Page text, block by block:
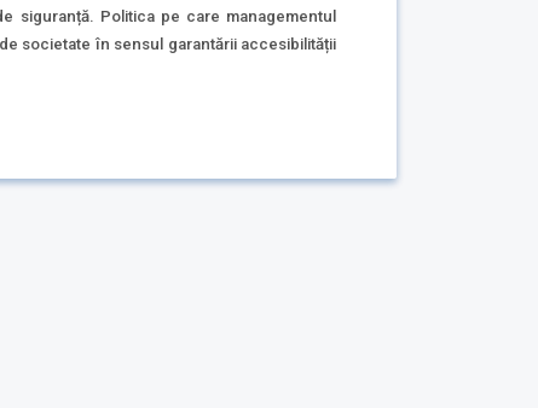
siguranță. Politica pe care managementul
societate în sensul garantării accesibilității